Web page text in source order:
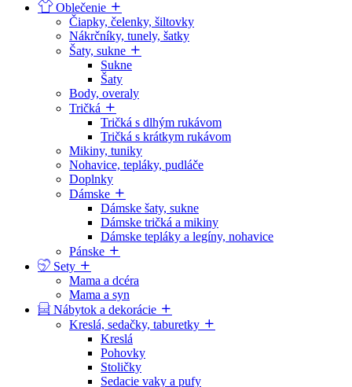
Oblečenie
Čiapky, čelenky, šiltovky
Nákrčníky, tunely, šatky
Šaty, sukne
Sukne
Šaty
Body, overaly
Tričká
Tričká s dlhým rukávom
Tričká s krátkym rukávom
Mikiny, tuniky
Nohavice, tepláky, pudláče
Doplnky
Dámske
Dámske šaty, sukne
Dámske tričká a mikiny
Dámske tepláky a legíny, nohavice
Pánske
Sety
Mama a dcéra
Mama a syn
Nábytok a dekorácie
Kreslá, sedačky, taburetky
Kreslá
Pohovky
Stoličky
Sedacie vaky a pufy